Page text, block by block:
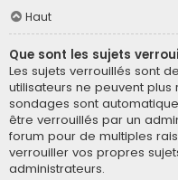
Haut
Que sont les sujets
Les sujets verrouillés sont
utilisateurs ne peuvent
sondages sont
être verrouillés par un
forum pour de multiples
verrouiller vos propres
administrateurs.